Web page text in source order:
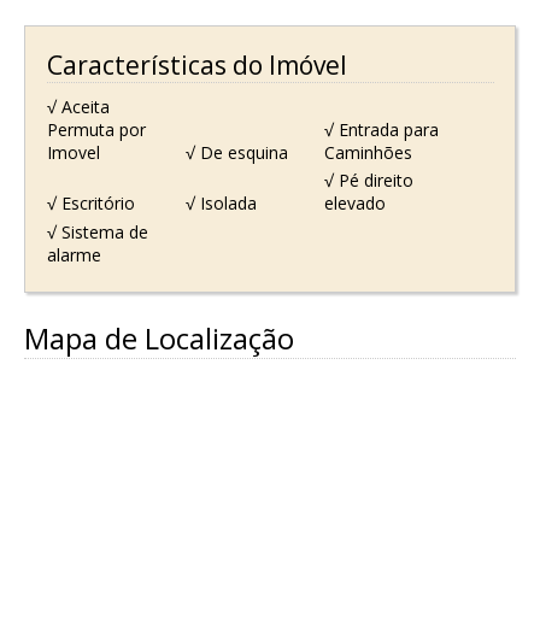
Características do Imóvel
√ Aceita
Permuta por
Imovel
√ De esquina
√ Entrada para
Caminhões
√ Escritório √ Isolada
√ Pé direito
elevado
√ Sistema de
alarme
Mapa de Localização